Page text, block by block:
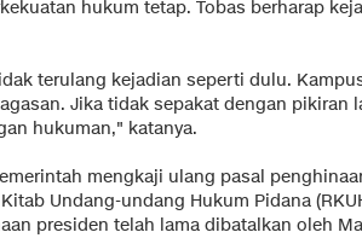
hukum tetap. Tobas berharap
terulang kejadian seperti dulu.
Jika tidak sepakat dengan pikiran
hukuman," katanya.
mengkaji ulang pasal
Undang-undang Hukum Pidana
presiden telah lama dibatalkan oleh